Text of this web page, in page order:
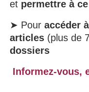
et permettre à
➤ Pour accéder
articles (plus de
dossiers
Informez-vous,